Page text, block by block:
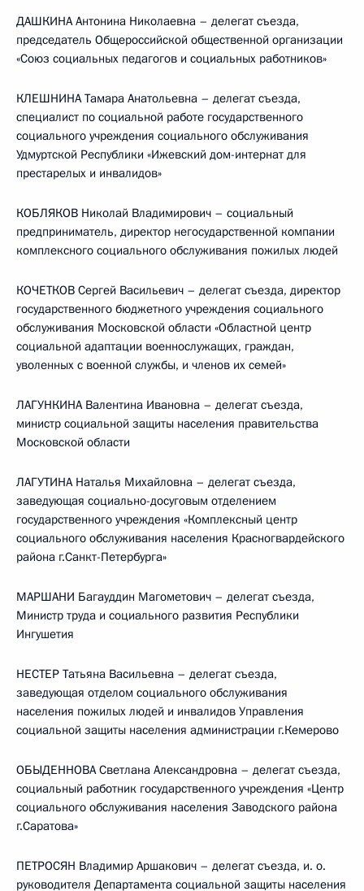
ДАШКИНА Антонина Николаевна – делегат съезда,
председатель Общероссийской общественной организации
«Союз социальных педагогов и социальных работников»
КЛЕШНИНА Тамара Анатольевна – делегат съезда,
специалист по социальной работе государственного
социального учреждения социального обслуживания
Удмуртской Республики «Ижевский дом-интернат для
престарелых и инвалидов»
КОБЛЯКОВ Николай Владимирович – социальный
предприниматель, директор негосударственной компании
комплексного социального обслуживания пожилых людей
КОЧЕТКОВ Сергей Васильевич – делегат съезда, директор
государственного бюджетного учреждения социального
обслуживания Московской области «Областной центр
социальной адаптации военнослужащих, граждан,
уволенных с военной службы, и членов их семей»
ЛАГУНКИНА Валентина Ивановна – делегат съезда,
министр социальной защиты населения правительства
Московской области
ЛАГУТИНА Наталья Михайловна – делегат съезда,
заведующая социально-досуговым отделением
государственного учреждения «Комплексный центр
социального обслуживания населения Красногвардейского
района г.Санкт-Петербурга»
МАРШАНИ Багауддин Магометович – делегат съезда,
Министр труда и социального развития Республики
Ингушетия
НЕСТЕР Татьяна Васильевна – делегат съезда,
заведующая отделом социального обслуживания
населения пожилых людей и инвалидов Управления
социальной защиты населения администрации г.Кемерово
ОБЫДЕННОВА Светлана Александровна – делегат съезда,
социальный работник государственного учреждения «Центр
социального обслуживания населения Заводского района
г.Саратова»
ПЕТРОСЯН Владимир Аршакович – делегат съезда, и. о.
руководителя Департамента социальной защиты населения